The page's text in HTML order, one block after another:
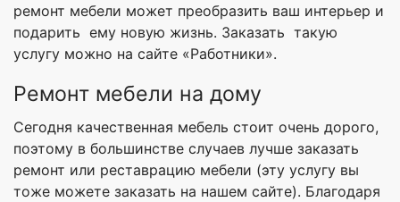
ремонт мебели может преобразить ваш интерьер и
подарить ему новую жизнь. Заказать такую
услугу можно на сайте «Работники».
Ремонт мебели на дому
Сегодня качественная мебель стоит очень дорого,
поэтому в большинстве случаев лучше заказать
ремонт или реставрацию мебели (эту услугу вы
тоже можете заказать на нашем сайте). Благодаря